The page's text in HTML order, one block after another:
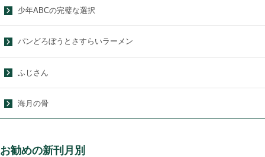
少年ABCの完璧な選択
パンどろぼうとさすらいラーメン
ふじさん
海月の骨
お勧めの新刊月別